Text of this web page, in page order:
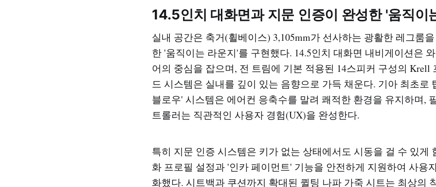
14.5인치 대화면과 지문 인증이 완성한 '움직이
실내 공간은 축거(휠베이스) 3,105mm가 선사하는 광활한 레그룸
한 '움직이는 라운지'를 구현했다. 14.5인치 대화면 내비게이션은
어의 중심을 잡으며, 전 트림에 기본 적용된 14스피커 구성의 Krell
드 시스템은 실내를 깊이 있는 음향으로 가득 채운다. 기아 최초로
블로우' 시스템은 에어컨 응축수를 말려 쾌적한 환경을 유지하며,
트롤러는 직관적인 사용자 경험(UX)을 완성한다.
특히 지문 인증 시스템은 키가 없는 상태에서도 시동을 걸 수 있게
화 프로필 설정과 '인카 페이먼트' 기능을 안전하게 지원하여 사용
화했다. 시트백과 쿠션까지 확대된 퀼팅 나파 가죽 시트는 최상의